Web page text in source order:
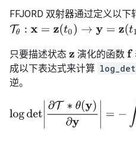
FFJORD 双射器通过定义以下
Tθ x =z t0) →y=z t1): dz dt= f(t,z,
只要描述状态 z 演化的函数f
成以下表达式来计算
逆。
logdet |∂ T∗θ(